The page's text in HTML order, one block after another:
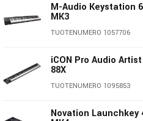
Camera connection-paketin,
myyntipakkauksessa)
Mitat: 137.8 x 21.6 x 7.3 cm
Paino: 6.24 kg
M-Audio Keystation
MK3
TUOTENUMERO 1057706
iCON Pro Audio Artist
88X
TUOTENUMERO 1095853
Novation Launchkey